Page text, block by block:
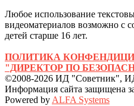
Любое использование
видеоматериалов возможно с
детей старше 16 лет.
ПОЛИТИКА
"ДИРЕКТОР ПО
©2008-2026 ИД "Советник",
Информация сайта защищена
Powered by ALFA Systems